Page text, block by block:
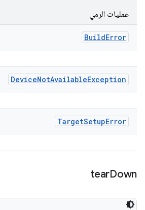
عمليات الرمي
BuildError
DeviceNotAvailableException
TargetSetupError
tearDown